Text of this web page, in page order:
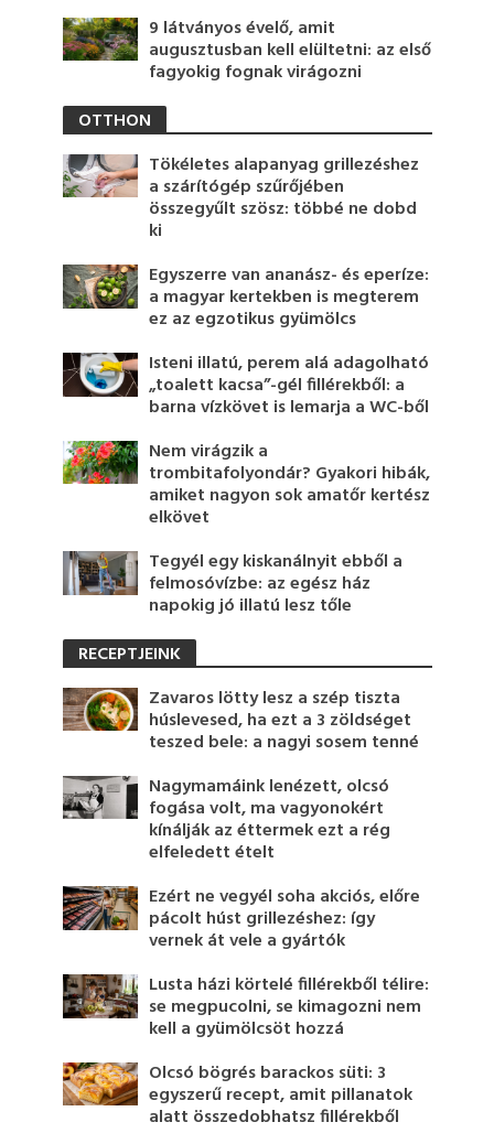
9 látványos évelő, amit
augusztusban kell elültetni: az első
fagyokig fognak virágozni
OTTHON
Tökéletes alapanyag grillezéshez
a szárítógép szűrőjében
összegyűlt szösz: többé ne dobd
ki
Egyszerre van ananász- és eperíze:
a magyar kertekben is megterem
ez az egzotikus gyümölcs
Isteni illatú, perem alá adagolható
„toalett kacsa”-gél fillérekből: a
barna vízkövet is lemarja a WC-ből
Nem virágzik a
trombitafolyondár? Gyakori hibák,
amiket nagyon sok amatőr kertész
elkövet
Tegyél egy kiskanálnyit ebből a
felmosóvízbe: az egész ház
napokig jó illatú lesz tőle
RECEPTJEINK
Zavaros lötty lesz a szép tiszta
húslevesed, ha ezt a 3 zöldséget
teszed bele: a nagyi sosem tenné
Nagymamáink lenézett, olcsó
fogása volt, ma vagyonokért
kínálják az éttermek ezt a rég
elfeledett ételt
Ezért ne vegyél soha akciós, előre
pácolt húst grillezéshez: így
vernek át vele a gyártók
Lusta házi körtelé fillérekből télire:
se megpucolni, se kimagozni nem
kell a gyümölcsöt hozzá
Olcsó bögrés barackos süti: 3
egyszerű recept, amit pillanatok
alatt összedobhatsz fillérekből